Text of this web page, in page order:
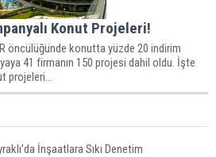
Konut Projeleri!
öncülüğünde konutta yüzde 20 indirim
41 firmanın 150 projesi dahil oldu. İşte
İnşaatlara Sıkı Denetim